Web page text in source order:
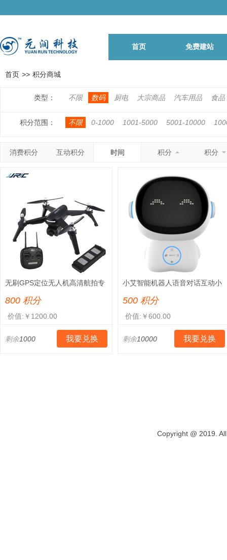
首页 免费建站
首页 >> 积分商城
类型： 不限 数码 厨电 大宗商品 汽车用品 食品
积分范围： 不限 0-1000 1001-5000 5001-10000
消费积分
互动积分 时间 积分 积分
无刷GPS定位无人机高清航拍专
800 积分
价值:￥1200.00
剩余1000 我要兑换
小艾智能机器人语音对话互动小
读机
500 积分
价值:￥600.00
剩余10000 我要兑换
Copyright @ 2019.